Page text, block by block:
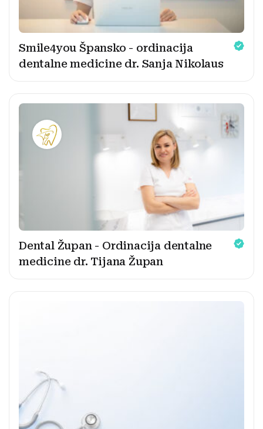
Smile4you Špansko - ordinacija
dentalne medicine dr. Sanja Nikolaus
Dental Župan - Ordinacija dentalne
medicine dr. Tijana Župan